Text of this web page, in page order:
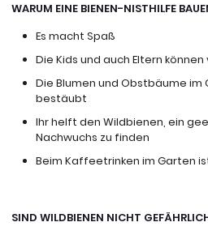
WARUM EINE BIENEN-NISTHILFE
Es macht Spaß
Die Kids und auch Eltern
Die Blumen und Obstbäume
bestäubt
Ihr helft den Wildbienen, ein
Nachwuchs zu finden
Beim Kaffeetrinken im Garten
SIND WILDBIENEN NICHT